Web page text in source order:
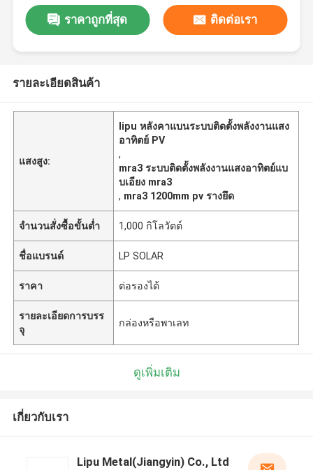
ราคาถูกที่สุด ติดต่อเรา
รายละเอียดสินค้า
แสงสูง:
lipu หลังคาแบนระบบติดตั้งพลังงานแสง
อาทิตย์ PV
,
mra3 ระบบติดตั้งพลังงานแสงอาทิตย์แบ
บเอียง mra3
, mra3 1200mm pv รางยึด
จำนวนสั่งซื้อขั้นต่ำ 1,000 กิโลวัตต์
ชื่อแบรนด์ LP SOLAR
ราคา ต่อรองได้
รายละเอียดการบรร
จุ
กล่องหรือพาเลท
ดูเพิ่มเติม
เกี่ยวกับเรา
Lipu Metal(Jiangyin) Co., Ltd